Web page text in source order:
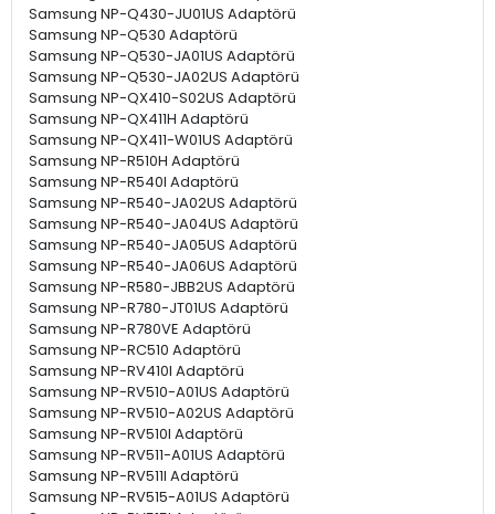
Samsung NP-Q430-JU01US Adaptörü
Samsung NP-Q530 Adaptörü
Samsung NP-Q530-JA01US Adaptörü
Samsung NP-Q530-JA02US Adaptörü
Samsung NP-QX410-S02US Adaptörü
Samsung NP-QX411H Adaptörü
Samsung NP-QX411-W01US Adaptörü
Samsung NP-R510H Adaptörü
Samsung NP-R540I Adaptörü
Samsung NP-R540-JA02US Adaptörü
Samsung NP-R540-JA04US Adaptörü
Samsung NP-R540-JA05US Adaptörü
Samsung NP-R540-JA06US Adaptörü
Samsung NP-R580-JBB2US Adaptörü
Samsung NP-R780-JT01US Adaptörü
Samsung NP-R780VE Adaptörü
Samsung NP-RC510 Adaptörü
Samsung NP-RV410I Adaptörü
Samsung NP-RV510-A01US Adaptörü
Samsung NP-RV510-A02US Adaptörü
Samsung NP-RV510I Adaptörü
Samsung NP-RV511-A01US Adaptörü
Samsung NP-RV511I Adaptörü
Samsung NP-RV515-A01US Adaptörü